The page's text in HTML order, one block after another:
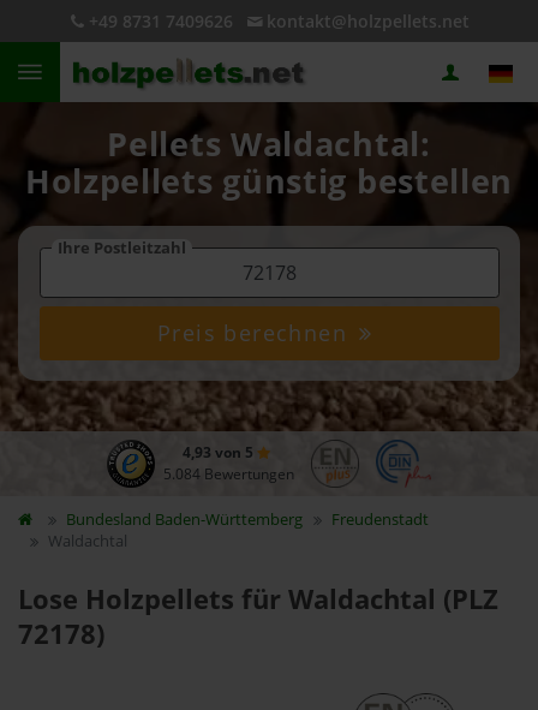
+49 8731 7409626 kontakt@holzpellets.net
Pellets Waldachtal:
Holzpellets günstig bestellen
Ihre Postleitzahl
Preis berechnen
4,93 von 5
5.084 Bewertungen
Bundesland Baden-Württemberg
Freudenstadt
Waldachtal
Lose Holzpellets für Waldachtal (PLZ
72178)